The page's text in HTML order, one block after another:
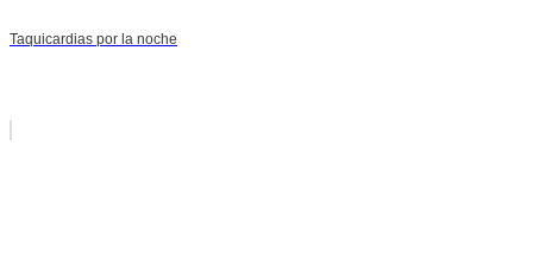
Taquicardias por la noche